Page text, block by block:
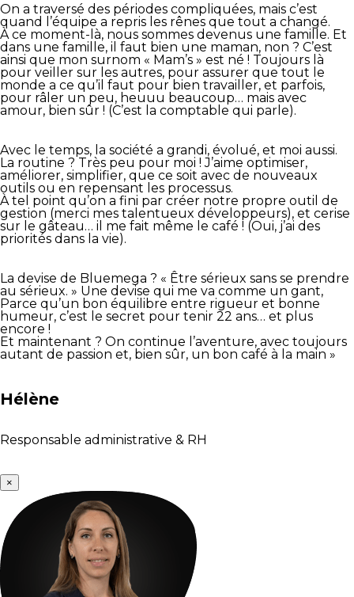
On a traversé des périodes compliquées, mais c’est
quand l’équipe a repris les rênes que tout a changé.
À ce moment-là, nous sommes devenus une famille. Et
dans une famille, il faut bien une maman, non ? C’est
ainsi que mon surnom « Mam’s » est né ! Toujours là
pour veiller sur les autres, pour assurer que tout le
monde a ce qu’il faut pour bien travailler, et parfois,
pour râler un peu, heuuu beaucoup… mais avec
amour, bien sûr ! (C’est la comptable qui parle).
Avec le temps, la société a grandi, évolué, et moi aussi.
La routine ? Très peu pour moi ! J’aime optimiser,
améliorer, simplifier, que ce soit avec de nouveaux
outils ou en repensant les processus.
À tel point qu’on a fini par créer notre propre outil de
gestion (merci mes talentueux développeurs), et cerise
sur le gâteau… il me fait même le café ! (Oui, j’ai des
priorités dans la vie).
La devise de Bluemega ? « Être sérieux sans se prendre
au sérieux. » Une devise qui me va comme un gant,
Parce qu’un bon équilibre entre rigueur et bonne
humeur, c’est le secret pour tenir 22 ans… et plus
encore !
Et maintenant ? On continue l’aventure, avec toujours
autant de passion et, bien sûr, un bon café à la main »
Hélène
Responsable administrative & RH
×